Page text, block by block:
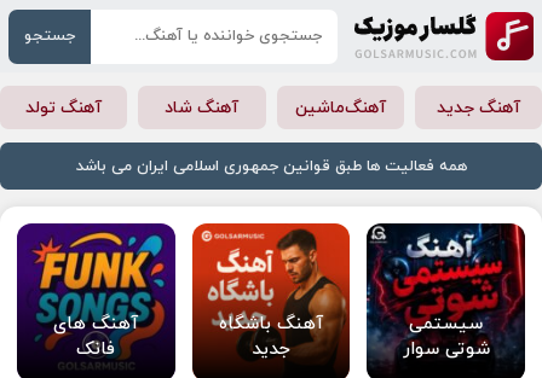
جستجو
آهنگ جدید آهنگ‌ماشین آهنگ شاد آهنگ تولد
همه فعالیت ها طبق قوانین جمهوری اسلامی ایران می باشد
سیستمی
شوتی سوار
آهنگ باشگاه
جدید
آهنگ های
فانک